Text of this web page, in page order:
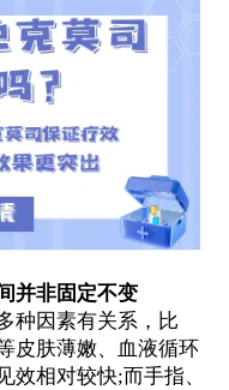
非固定不变
因素有关系，比
皮肤薄嫩、血液循环
效相对较快;而手指、